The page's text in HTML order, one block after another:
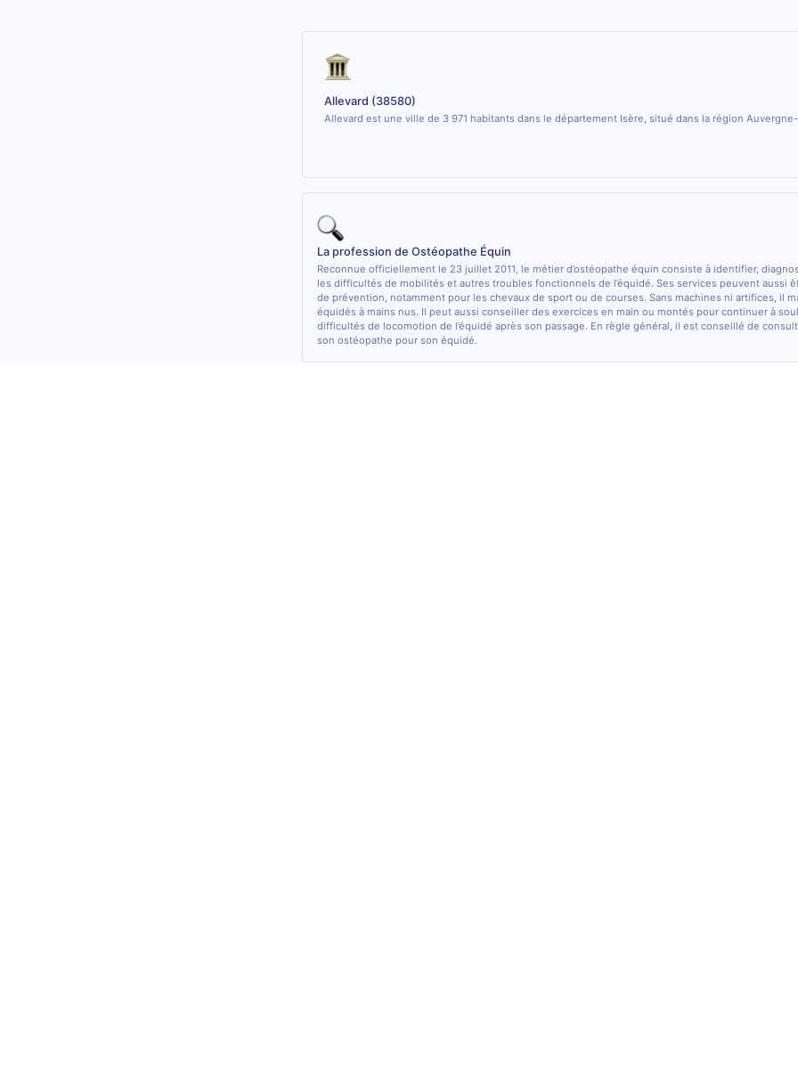
Allevard (38580)
Allevard est une ville de 3 971 habitants dans le département Isère, situé dans la région
La profession de Ostéopathe Équin
Reconnue officiellement le 23 juillet 2011, le métier d’ostéopathe équin consiste à identifier,
les difficultés de mobilités et autres troubles fonctionnels de l’équidé. Ses services peuvent aussi
de prévention, notamment pour les chevaux de sport ou de courses. Sans machines ni artifices, il
équidés à mains nus. Il peut aussi conseiller des exercices en main ou montés pour continuer à
difficultés de locomotion de l’équidé après son passage. En règle général, il est conseillé de
son ostéopathe pour son équidé.